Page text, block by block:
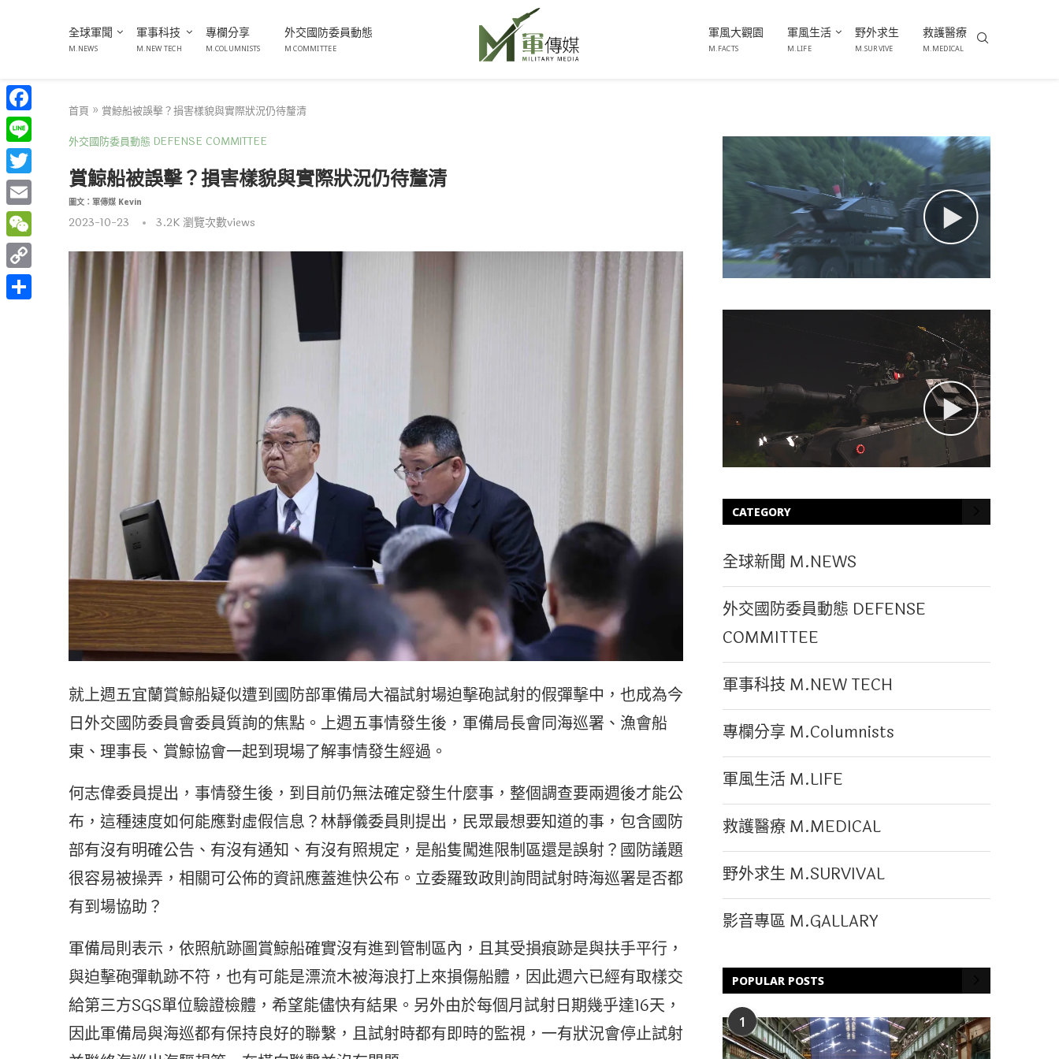
全球軍聞
M.NEWS
軍事科技
M.NEW TECH
專欄分享
M.COLUMNISTS
外交國防委員動態
M COMMITTEE
軍風大觀園
M.FACTS
軍風生活
M.LIFE
野外求生
M.SURVIVE
救護醫療
M.MEDICAL
首頁 » 賞鯨船被誤擊？損害樣貌與實際狀況仍待釐清
外交國防委員動態 DEFENSE COMMITTEE
賞鯨船被誤擊？損害樣貌與實際狀況仍待釐清
圖文：軍傳媒 Kevin
2023-10-23 3.2K瀏覽次數views
就上週五宜蘭賞鯨船疑似遭到國防部軍備局大福試射場迫擊砲試射的假彈擊中，也成為今
日外交國防委員會委員質詢的焦點。上週五事情發生後，軍備局長會同海巡署、漁會船
東、理事長、賞鯨協會一起到現場了解事情發生經過。
何志偉委員提出，事情發生後，到目前仍無法確定發生什麼事，整個調查要兩週後才能公
布，這種速度如何能應對虛假信息？林靜儀委員則提出，民眾最想要知道的事，包含國防
部有沒有明確公告、有沒有通知、有沒有照規定，是船隻闖進限制區還是誤射？國防議題
很容易被操弄，相關可公佈的資訊應蓋進快公布。立委羅致政則詢問試射時海巡署是否都
有到場協助？
軍備局則表示，依照航跡圖賞鯨船確實沒有進到管制區內，且其受損痕跡是與扶手平行，
與迫擊砲彈軌跡不符，也有可能是漂流木被海浪打上來損傷船體，因此週六已經有取樣交
給第三方SGS單位驗證檢體，希望能儘快有結果。另外由於每個月試射日期幾乎達16天，
因此軍備局與海巡都有保持良好的聯繫，且試射時都有即時的監視，一有狀況會停止試射
CATEGORY
全球新聞 M.NEWS
外交國防委員動態 DEFENSE
COMMITTEE
軍事科技 M.NEW TECH
專欄分享 M.Columnists
軍風生活 M.LIFE
救護醫療 M.MEDICAL
野外求生 M.SURVIVAL
影音專區 M.GALLARY
POPULAR POSTS
1
Facebook
Line
Twitter
Email
WeChat
Copy
Link